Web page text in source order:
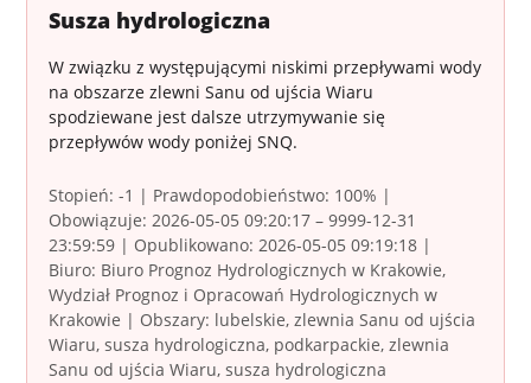
Susza hydrologiczna
W związku z występującymi niskimi przepływami wody
na obszarze zlewni Sanu od ujścia Wiaru
spodziewane jest dalsze utrzymywanie się
przepływów wody poniżej SNQ.
Stopień: -1 | Prawdopodobieństwo: 100% |
Obowiązuje: 2026-05-05 09:20:17 – 9999-12-31
23:59:59 | Opublikowano: 2026-05-05 09:19:18 |
Biuro: Biuro Prognoz Hydrologicznych w Krakowie,
Wydział Prognoz i Opracowań Hydrologicznych w
Krakowie | Obszary: lubelskie, zlewnia Sanu od ujścia
Wiaru, susza hydrologiczna, podkarpackie, zlewnia
Sanu od ujścia Wiaru, susza hydrologiczna